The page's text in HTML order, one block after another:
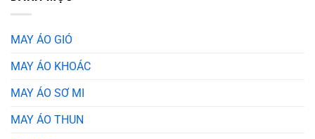
MAY ÁO GIÓ
MAY ÁO KHOÁC
MAY ÁO SƠ MI
MAY ÁO THUN